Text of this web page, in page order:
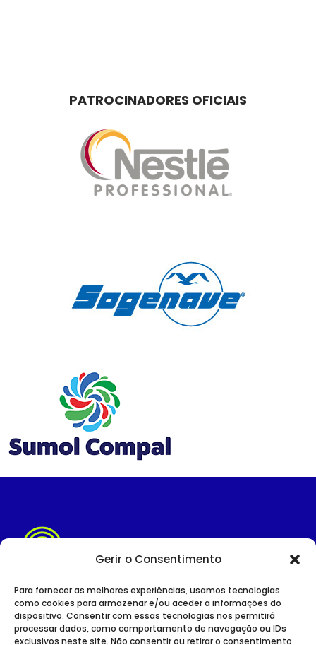
Gerir o Consentimento
Para fornecer as melhores experiências, usamos tecnologias
como cookies para armazenar e/ou aceder a informações do
dispositivo. Consentir com essas tecnologias nos permitirá
processar dados, como comportamento de navegação ou IDs
exclusivos neste site. Não consentir ou retirar o consentimento
PATROCINADORES OFICIAIS
SITE INSTITUCIONAL
POLÍTICA DE PRIVACIDADE